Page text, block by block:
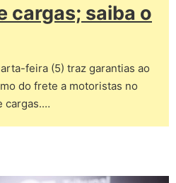
cargas; saiba o
feira (5) traz garantias ao
do frete a motoristas no
cargas.…